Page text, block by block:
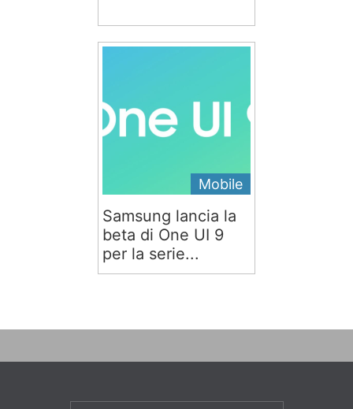
Mobile
Samsung lancia la
beta di One UI 9
per la serie...